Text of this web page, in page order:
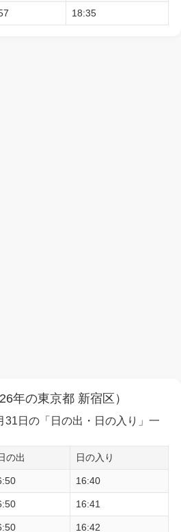
18:35
年の東京都 新宿区）
31日の「日の出・日の入り」一
の出 日の入り
16:40
16:41
16:42